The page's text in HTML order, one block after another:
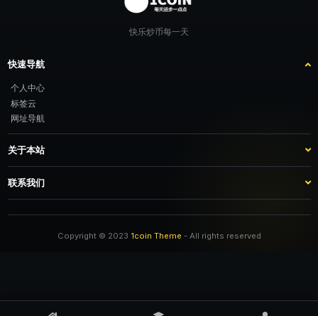
快乐炒币每一天
快速导航
个人中心
标签云
网址导航
关于本站
站点介绍
客服咨询
推广计划
联系我们
TG：@feimao2024 QQ：3261605442 微信：moto001com 新浪微博：不
Copyright © 2023 1coin Theme - All rights reserved